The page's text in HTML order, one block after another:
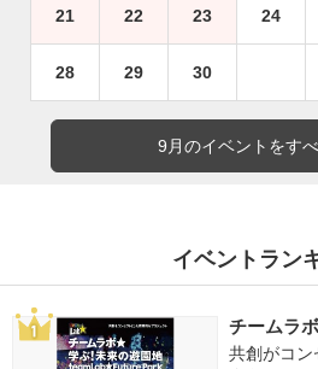
21 22 23 24
28 29 30
9月のイベントをす
イベントラン
チームラ
共創がコ